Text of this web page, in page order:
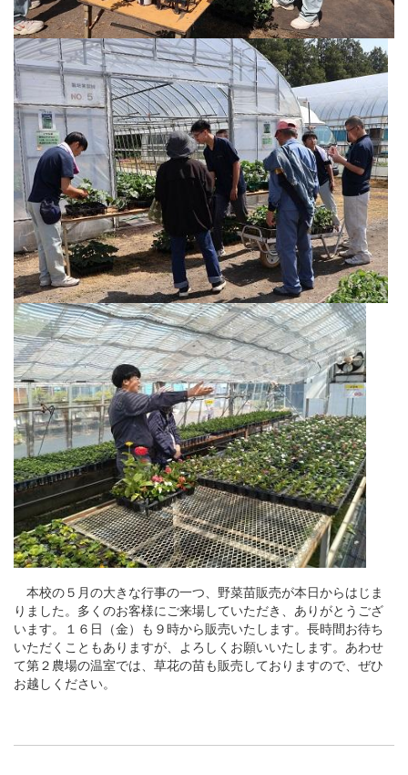
本校の５月の大きな行事の一つ、野菜苗販売が本日からはじま
りました。多くのお客様にご来場していただき、ありがとうござ
います。１６日（金）も９時から販売いたします。長時間お待ち
いただくこともありますが、よろしくお願いいたします。あわせ
て第２農場の温室では、草花の苗も販売しておりますので、ぜひ
お越しください。